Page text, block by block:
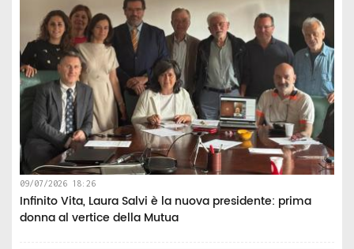
09/07/2026 18:26
Infinito Vita, Laura Salvi è la nuova presidente: prima
donna al vertice della Mutua